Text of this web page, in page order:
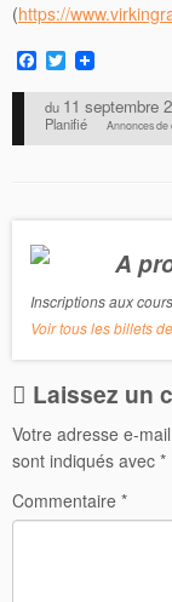
(https://
F
a
c
e
b
T
w
i
t
t
du 11 septembre
Planifié Annonces de
A
Inscriptions aux
Voir tous les billets
Laissez un
Votre adresse e-
sont indiqués avec *
Commentaire *